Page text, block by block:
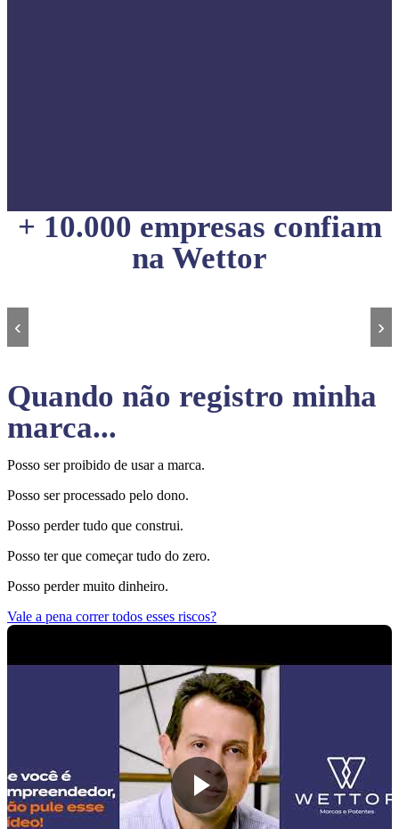
+ 10.000 empresas confiam
na Wettor
‹ ›
Quando não registro minha
marca...
Posso ser proibido de usar a marca.
Posso ser processado pelo dono.
Posso perder tudo que construi.
Posso ter que começar tudo do zero.
Posso perder muito dinheiro.
Vale a pena correr todos esses riscos?